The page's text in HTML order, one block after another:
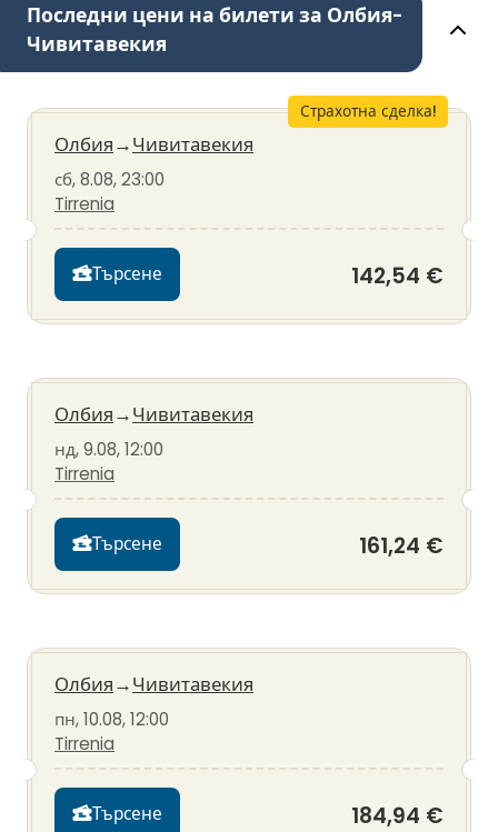
Последни цени на билети за Олбия-
Чивитавекия
Страхотна сделка!
Олбия→Чивитавекия
сб, 8.08, 23:00
Tirrenia
Търсене 142,54 €
Олбия→Чивитавекия
нд, 9.08, 12:00
Tirrenia
Търсене 161,24 €
Олбия→Чивитавекия
пн, 10.08, 12:00
Tirrenia
Търсене 184,94 €